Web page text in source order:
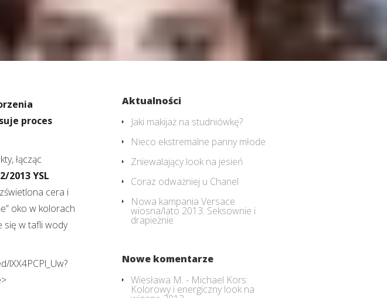
proces
łącząc
YSL
cera i
oko w kolorach
się w tafli wody
lXX4PCPl_Uw?
Aktualności
Jaki makijaż na studniówkę?
Nieco ekstremalne panny młode
Zniewalający look na jesień
Coraz odważniej u Chanel
Nowa kampania Versace
wiosna/lato 2013: Seksownie i
drapieżnie
Nowe komentarze
Wiesława M. - Michael Kors:
Kolorowy i energiczny look na